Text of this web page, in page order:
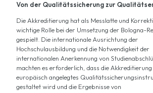
Von der Qualitätssicherung zur
Die Akkreditierung hat als Messlatte und
wichtige Rolle bei der Umsetzung der Bologna-
gespielt. Die internationale Ausrichtung der
Hochschulausbildung und die Notwendigkeit der
internationalen Anerkennung von
machten es erforderlich, dass die Akkreditierung
europäisch angelegtes
gestaltet wird und die Ergebnisse von